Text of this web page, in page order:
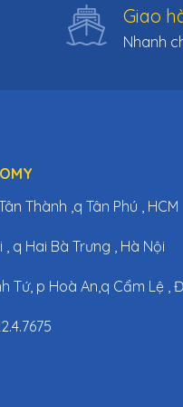
Giao
Nhanh
Thành ,q Tân Phú , HCM
, q Hai Bà Trưng , Hà Nội
Tứ, p Hoà An,q Cẩm Lệ ,